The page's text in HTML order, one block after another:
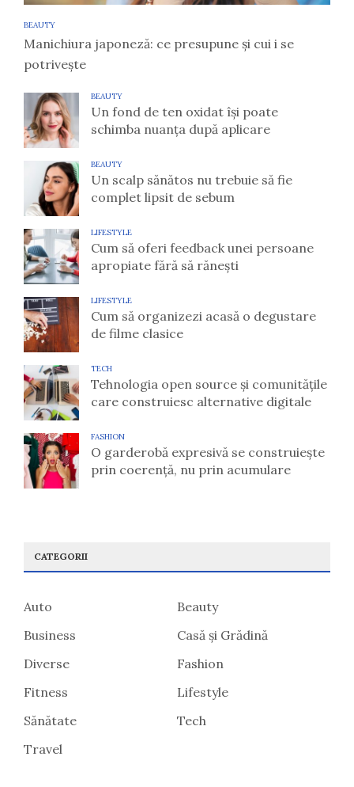
BEAUTY
Manichiura japoneză: ce presupune și cui i se
potrivește
BEAUTY
Un fond de ten oxidat își poate
schimba nuanța după aplicare
BEAUTY
Un scalp sănătos nu trebuie să fie
complet lipsit de sebum
LIFESTYLE
Cum să oferi feedback unei persoane
apropiate fără să rănești
LIFESTYLE
Cum să organizezi acasă o degustare
de filme clasice
TECH
Tehnologia open source și comunitățile
care construiesc alternative digitale
FASHION
O garderobă expresivă se construiește
prin coerență, nu prin acumulare
CATEGORII
Auto
Beauty
Business
Casă și Grădină
Diverse
Fashion
Fitness
Lifestyle
Sănătate
Tech
Travel